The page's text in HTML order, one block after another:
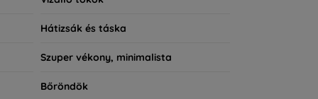
Hátizsák és táska
Szuper vékony, minimalista
Bőröndök